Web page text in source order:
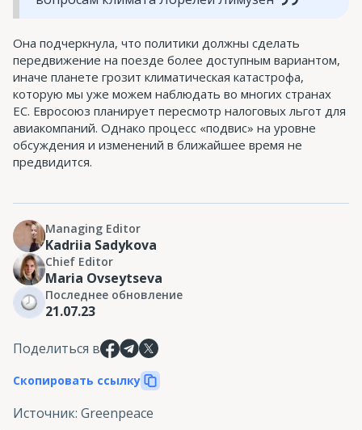
Она подчеркнула, что политики должны сделать
передвижение на поезде более доступным вариантом,
иначе планете грозит климатическая катастрофа,
которую мы уже можем наблюдать во многих странах
ЕС. Евросоюз планирует пересмотр налоговых льгот для
авиакомпаний. Однако процесс «подвис» на уровне
обсуждения и изменений в ближайшее время не
предвидится.
Managing Editor
Kadriia Sadykova
Chief Editor
Maria Ovseytseva
Последнее обновление
21.07.23
Поделиться в
Скопировать ссылку
Источник: Greenpeace